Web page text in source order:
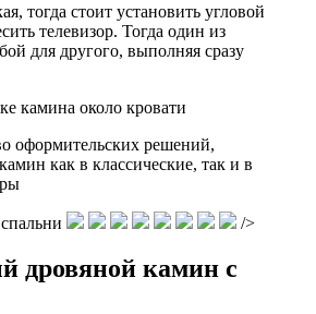
тогда стоит установить угловой
телевизор. Тогда один из
для другого, выполняя сразу
оформительских решений,
как в классические, так и в
/>
дровяной камин с